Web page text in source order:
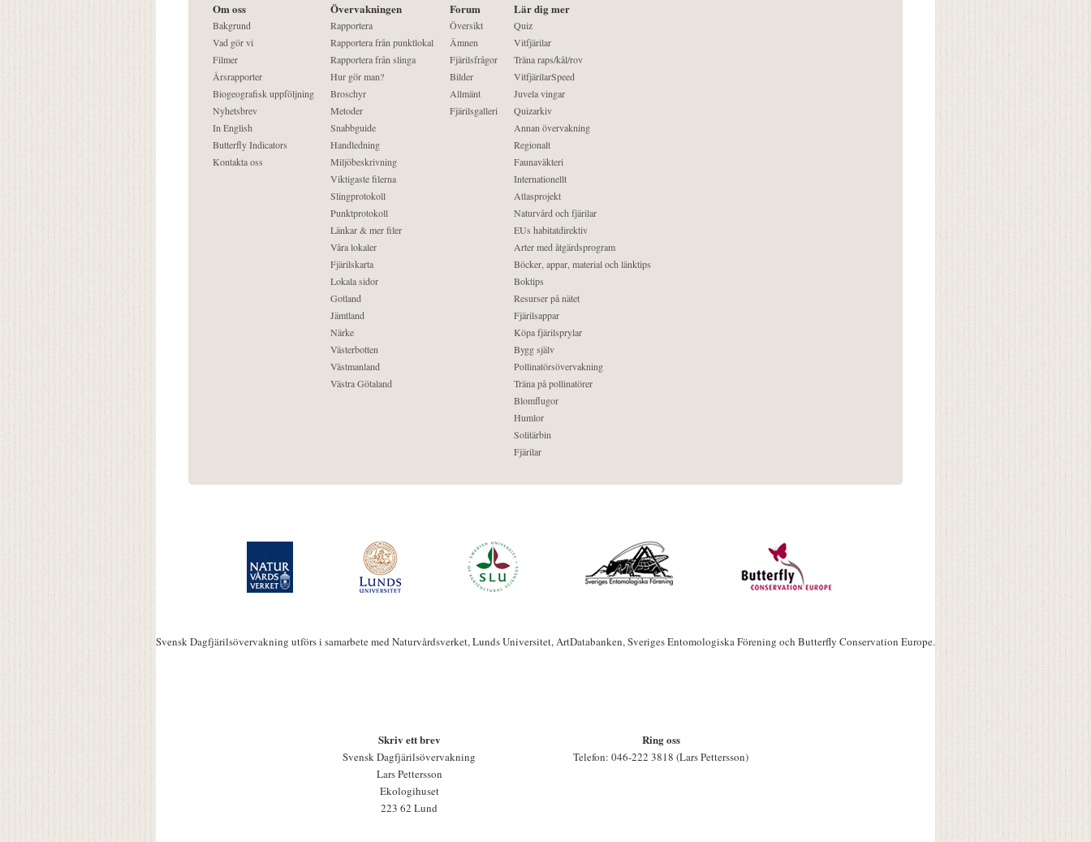
Om oss
Bakgrund
Vad gör vi
Filmer
Årsrapporter
Biogeografisk uppföljning
Nyhetsbrev
In English
Butterfly Indicators
Kontakta oss
Övervakningen
Rapportera
Rapportera från punktlokal
Rapportera från slinga
Hur gör man?
Broschyr
Metoder
Snabbguide
Handledning
Miljöbeskrivning
Viktigaste filerna
Slingprotokoll
Punktprotokoll
Länkar & mer filer
Våra lokaler
Fjärilskarta
Lokala sidor
Gotland
Jämtland
Närke
Västerbotten
Västmanland
Västra Götaland
Forum
Översikt
Ämnen
Fjärilsfrågor
Bilder
Allmänt
Fjärilsgalleri
Lär dig mer
Quiz
Vitfjärilar
Träna raps/kål/rov
VitfjärilarSpeed
Juvela vingar
Quizarkiv
Annan övervakning
Regionalt
Faunaväkteri
Internationellt
Atlasprojekt
Naturvård och fjärilar
EUs habitatdirektiv
Arter med åtgärdsprogram
Böcker, appar, material och länktips
Boktips
Resurser på nätet
Fjärilsappar
Köpa fjärilsprylar
Bygg själv
Pollinatörsövervakning
Träna på pollinatörer
Blomflugor
Humlor
Solitärbin
Fjärilar
Svensk Dagfjärilsövervakning utförs i samarbete med Naturvårdsverket, Lunds Universitet, ArtDatabanken, Sveriges Entomologiska Förening och Butterfly Conservation Europe.
Skriv ett brev
Svensk Dagfjärilsövervakning
Lars Pettersson
Ekologihuset
223 62 Lund
Ring oss
Telefon: 046-222 3818 (Lars Pettersson)